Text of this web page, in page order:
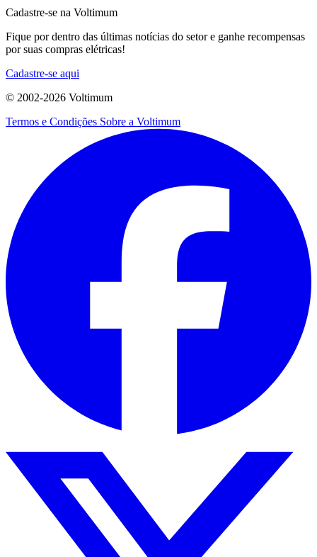
Cadastre-se na Voltimum
Fique por dentro das últimas notícias do setor e ganhe recompensas
por suas compras elétricas!
Cadastre-se aqui
© 2002-2026 Voltimum
Termos e Condições Sobre a Voltimum